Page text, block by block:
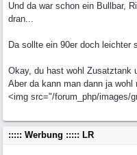
Und da war schon ein Bullbar,
dran...
Da sollte ein 90er doch leichter
Okay, du hast wohl Zusatztank
Aber da kann man dann ja
<img src="/forum_php/images/
::::: Werbung ::::: LR